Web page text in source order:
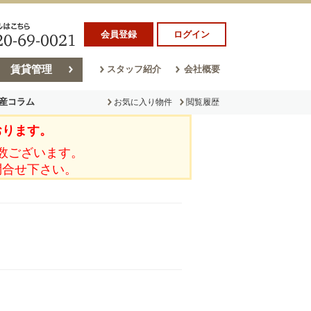
会員登録 ログイン
賃貸管理 スタッフ紹介 会社概要
コラム
ム
お気に入り物件 閲覧履歴
ます。
ざいます。
せ下さい。